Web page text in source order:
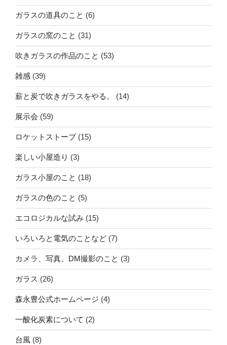
ガラスの道具のこと (6)
ガラスの窯のこと (31)
吹きガラスの作品のこと (53)
雑感 (39)
薪と炭で吹きガラスをやる。 (14)
展示会 (59)
ロケットストーブ (15)
楽しい小屋造り (3)
ガラス小屋のこと (18)
ガラスの色のこと (5)
エコロジカルな試み (15)
いろいろと電気のことなど (7)
カメラ、写真、DM撮影のこと (3)
ガラス (26)
森永豊公式ホームページ (4)
一酸化炭素について (2)
台風 (8)